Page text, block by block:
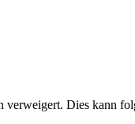
Dies kann